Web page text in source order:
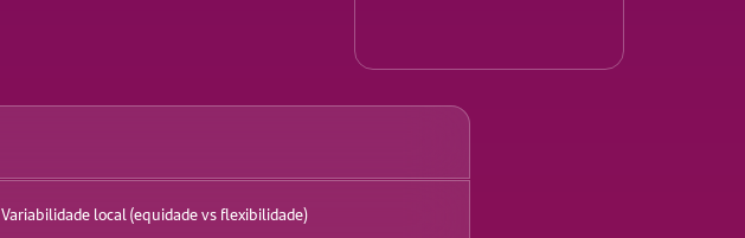
Variabilidade local (equidade vs flexibilidade)